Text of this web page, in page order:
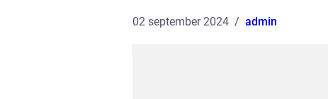
02 september 2024 admin